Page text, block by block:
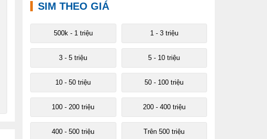
SIM THEO GIÁ
500k - 1 triệu 1 - 3 triệu
3 - 5 triệu 5 - 10 triệu
10 - 50 triệu 50 - 100 triệu
100 - 200 triệu 200 - 400 triệu
400 - 500 triệu Trên 500 triệu